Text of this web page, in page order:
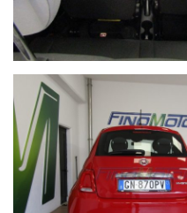
Le informazioni relative a
informativo. L'onere di
CONTATTI:
UFFICIO +39 031921377
PAGGI LUCA +39
BLANDINO PAOLO +39